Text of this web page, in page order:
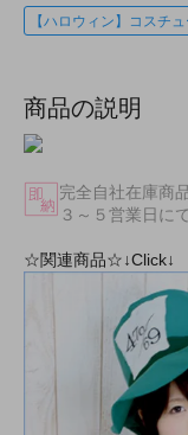
【ハロウィン】コスチ
商品の説明
完全自社在庫商品
３～５営業日に
☆関連商品☆↓Click↓